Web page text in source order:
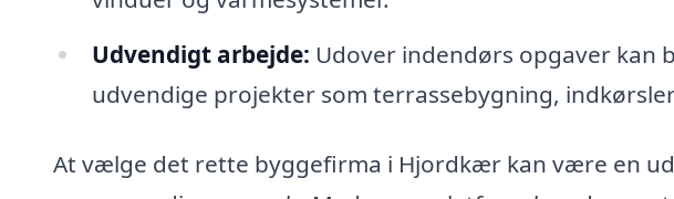
Udvendigt arbejde: Udover indendørs opgaver kan
udvendige projekter som terrassebygning,
At vælge det rette byggefirma i Hjordkær kan være en